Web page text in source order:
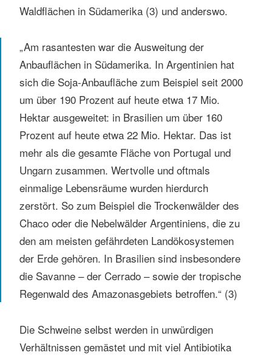
Waldflächen in Südamerika (3) und anderswo.
„Am rasantesten war die Ausweitung der
Anbauflächen in Südamerika. In Argentinien hat
sich die Soja-Anbaufläche zum Beispiel seit 2000
um über 190 Prozent auf heute etwa 17 Mio.
Hektar ausgeweitet: in Brasilien um über 160
Prozent auf heute etwa 22 Mio. Hektar. Das ist
mehr als die gesamte Fläche von Portugal und
Ungarn zusammen. Wertvolle und oftmals
einmalige Lebensräume wurden hierdurch
zerstört. So zum Beispiel die Trockenwälder des
Chaco oder die Nebelwälder Argentiniens, die zu
den am meisten gefährdeten Landökosystemen
der Erde gehören. In Brasilien sind insbesondere
die Savanne – der Cerrado – sowie der tropische
Regenwald des Amazonasgebiets betroffen.“ (3)
Die Schweine selbst werden in unwürdigen
Verhältnissen gemästet und mit viel Antibiotika